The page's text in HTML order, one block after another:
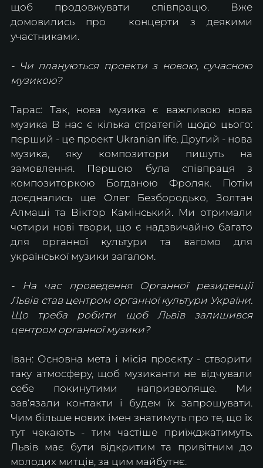
щоб продовжувати співпрацю. Вже
домовились про  концерти з деякими
участниками.
- Чи плануються проекти з новою, сучасною
музикою?
Тарас: Так, нова музика є важливою нова
музика В нас є кілька стратегій щодо цього:
перший - це проект Ukranian life. Другий - нова
музика, яку композитори пишуть на
замовлення. Першою була співпраця з
композиторкою Богданою Фроляк. Потім
доєднались ще Олег Безбородько, Золтан
Алмаші та Віктор Камінський. Ми отримали
чотири нові твори, що є надзвичайно багато
для органної культури та вагомо для
української музики загалом.
- На час проведення Органної резиденції
Львів став центром органної культури України.
Що треба робити щоб Львів залишився
центром органної музики?
Іван: Основна мета і місія проєкту - створити
таку атмосферу, щоб музиканти не відчували
себе покинутими напризволяще. Ми
зав‘язали контакти і будем їх запрошувати.
Чим більше нових імен знатимуть про те, що їх
тут чекають - тим частіше приїжджатимуть.
Львів має бути відкритим та привітним до
молодих митців, за цим майбутнє.